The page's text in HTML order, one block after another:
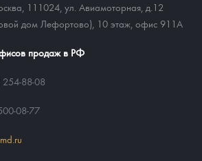
111024, ул. Авиамоторная, д.12
дом Лефортово), 10 этаж, офис 911А
продаж в РФ
88-08
08-77